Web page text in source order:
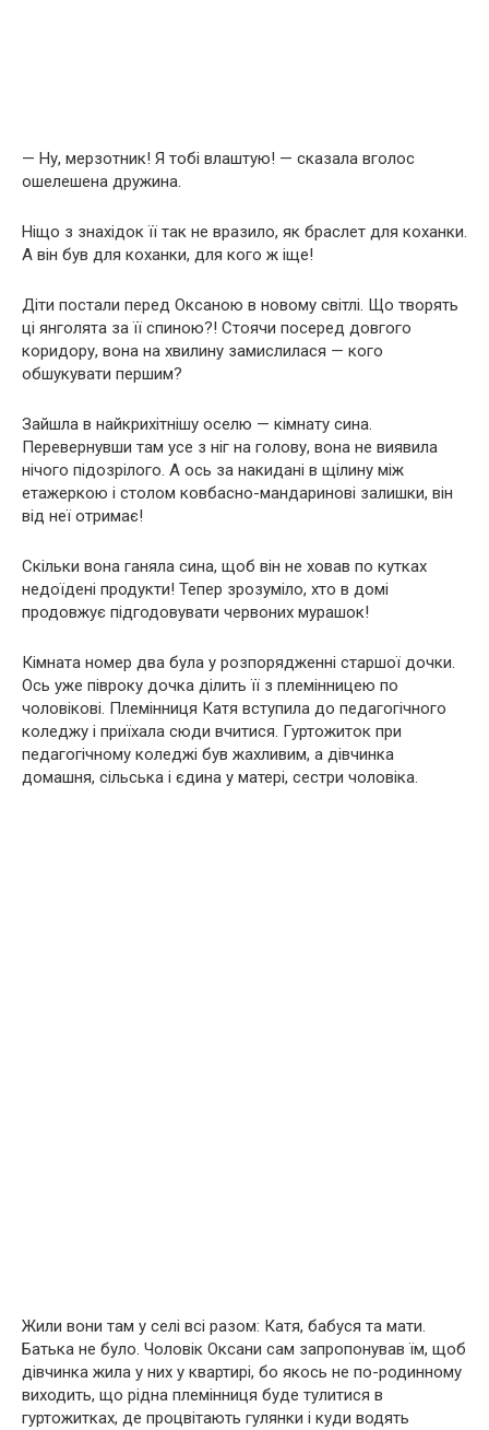
— Ну, мерзотник! Я тобі влаштую! — сказала вголос
ошелешена дружина.
Ніщо з знахідок її так не вразило, як браслет для коханки.
А він був для коханки, для кого ж іще!
Діти постали перед Оксаною в новому світлі. Що творять
ці янголята за її спиною?! Стоячи посеред довгого
коридору, вона на хвилину замислилася — кого
обшукувати першим?
Зайшла в найкрихітнішу оселю — кімнату сина.
Перевернувши там усе з ніг на голову, вона не виявила
нічого підозрілого. А ось за накидані в щілину між
етажеркою і столом ковбасно-мандаринові залишки, він
від неї отримає!
Скільки вона ганяла сина, щоб він не ховав по кутках
недоїдені продукти! Тепер зрозуміло, хто в домі
продовжує підгодовувати червоних мурашок!
Кімната номер два була у розпорядженні старшої дочки.
Ось уже півроку дочка ділить її з племінницею по
чоловікові. Племінниця Катя вступила до педагогічного
коледжу і приїхала сюди вчитися. Гуртожиток при
педагогічному коледжі був жахливим, а дівчинка
домашня, сільська і єдина у матері, сестри чоловіка.
Жили вони там у селі всі разом: Катя, бабуся та мати.
Батька не було. Чоловік Оксани сам запропонував їм, щоб
дівчинка жила у них у квартирі, бо якось не по-родинному
виходить, що рідна племінниця буде тулитися в
гуртожитках, де процвітають гулянки і куди водять